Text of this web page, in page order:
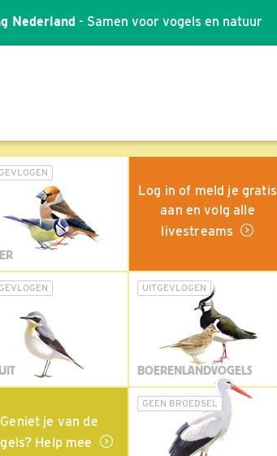
Nederland - Samen voor vogels en natuur
Log in of meld je gratis
aan en volg alle
livestreams
UITGEVLOGEN
BOERENLANDVOGELS
Geniet je van de
Help mee
GEEN BROEDSEL